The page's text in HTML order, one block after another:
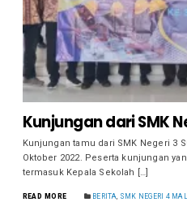
Kunjungan dari SMK
Kunjungan tamu dari SMK Negeri 3
Oktober 2022. Peserta kunjungan
termasuk Kepala Sekolah […]
READ MORE BERITA, SMK NEGERI 4